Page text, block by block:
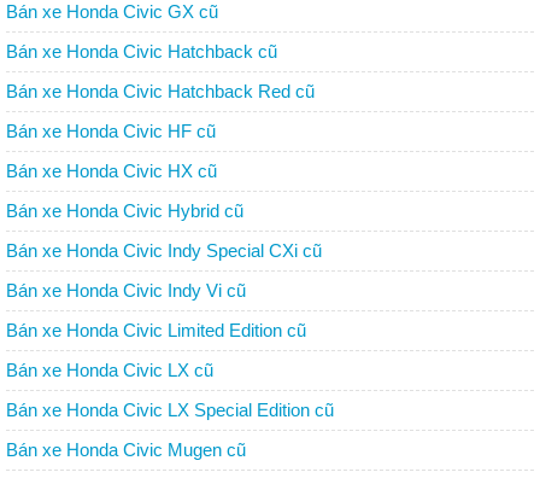
Bán xe Honda Civic GX cũ
Bán xe Honda Civic Hatchback cũ
Bán xe Honda Civic Hatchback Red cũ
Bán xe Honda Civic HF cũ
Bán xe Honda Civic HX cũ
Bán xe Honda Civic Hybrid cũ
Bán xe Honda Civic Indy Special CXi cũ
Bán xe Honda Civic Indy Vi cũ
Bán xe Honda Civic Limited Edition cũ
Bán xe Honda Civic LX cũ
Bán xe Honda Civic LX Special Edition cũ
Bán xe Honda Civic Mugen cũ